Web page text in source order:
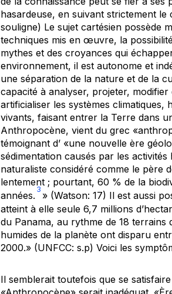
hasardeuse, en suivant strictement le
souligne) Le sujet cartésien possède
techniques mis en œuvre, la
mythes et des croyances qui
environnement, il est autonome et
une séparation de la nature et de la
capacité à analyser, projeter,
artificialiser les systèmes
vivants, faisant entrer la Terre dans
Anthropocène, vient du grec
témoignant d’ «une nouvelle ère
sédimentation causés par les
naturaliste considéré comme le père
lentement ; pourtant, 60 % de la
années.
3
» (Watson: 17) Il est aussi
atteint à elle seule 6,7 millions
du Panama, au rythme de 18 terrains
humides de la planète ont disparu
2000.» (UNFCC: s.p) Voici les
Il semblerait toutefois que se